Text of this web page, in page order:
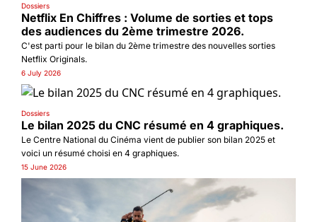
Dossiers
Netflix En Chiffres : Volume de sorties et tops
des audiences du 2ème trimestre 2026.
C'est parti pour le bilan du 2ème trimestre des nouvelles sorties
Netflix Originals.
6 July 2026
Dossiers
Le bilan 2025 du CNC résumé en 4 graphiques.
Le Centre National du Cinéma vient de publier son bilan 2025 et
voici un résumé choisi en 4 graphiques.
15 June 2026